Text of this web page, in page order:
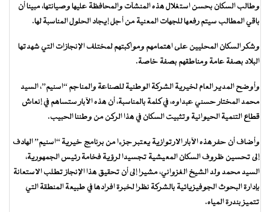
وطالب السكان بحسن استغلال هذه المنشآت والمحافظة عليها وصيانتها، مبينا أن
باقي المطالب سيتم رفعها للجهات المعنية من أجل إيجاد الحلول المناسبة لها.
وشكر السكان المحليين على اهتمامهم ومواكبتهم لمختلف الإنجازات التي شهدتها
البلاد بصفة عامة ومناطقهم بصفة خاصة.
وأوضح المدير العام لخيرية الشركة الوطنية للصناعة والمناجم “اسنيم”، السيد
محمد المختار حسني عبداوه، في كلمة بالمناسبة، أن هذه الآبار ستساهم في إنعاش
قطاع التنمية الحيوانية وتثبيت السكان في هذا الركن من وطننا الحبيب.
وأضاف أن حفر هذه الآبار الارتوازية يعتبر جزءا من برنامج خيرية “اسنيم” الهادف
إلى تحسين ظروف السكان المعيشية تجسيدا لرؤية فخامة رئيس الجمهورية،
السيد محمد ولد الشيخ الغزواني، مشيرا إلى أن تحقيق هذا الإنجاز تطلب الاستعانة
بإدارة البحوث الجوفيزيائية بالشركة نظرا لخبرة افرادها في طبيعة المنطقة التي
تتميز بندرة المياه.